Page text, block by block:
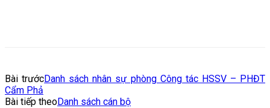
Bài trướcDanh sách nhân sự phòng Công tác HSSV – PHĐT
Cẩm Phả
Bài tiếp theoDanh sách cán bộ